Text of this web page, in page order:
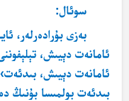
سوئال:
بەزى بۇرادەرلەر،
ئامانەت دېيىش،
ئامانەت دېيىش،
بىدئەت بولمىسا بۇنىڭ